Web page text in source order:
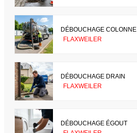
DÉBOUCHAGE COLONNE
FLAXWEILER
DÉBOUCHAGE DRAIN
FLAXWEILER
DÉBOUCHAGE ÉGOUT